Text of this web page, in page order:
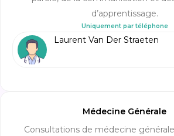
d’apprentissage.
Uniquement par téléphone
Laurent Van Der Straeten
Médecine Générale
Consultations de médecine